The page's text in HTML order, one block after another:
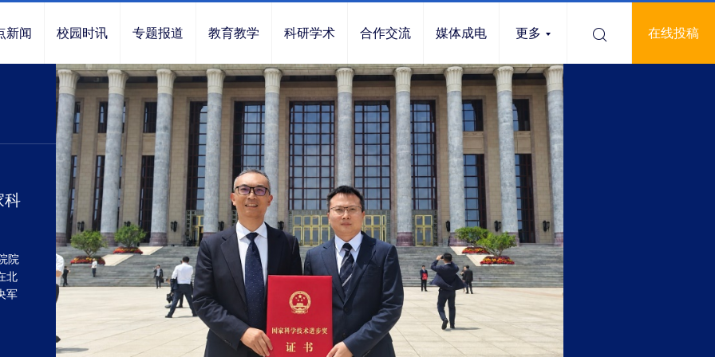
新闻 校园时讯 专题报道 教育教学 科研学术 合作交流 媒体成电 更多 在线投稿
科
院
北
军